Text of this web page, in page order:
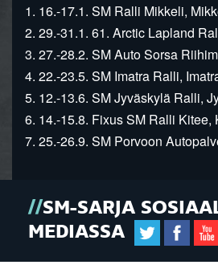
1. 16.-17.1. SM Ralli Mikkeli,
2. 29.-31.1. 61. Arctic Lapland
3. 27.-28.2. SM Auto Sorsa
4. 22.-23.5. SM Imatra Ralli,
5. 12.-13.6. SM Jyväskylä Ralli,
6. 14.-15.8. Fixus SM Ralli Kitee,
7. 25.-26.9. SM Porvoon
SM-SARJA
MEDIASSA